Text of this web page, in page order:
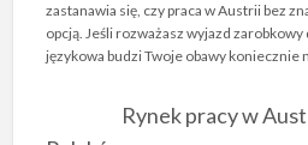
zastanawia się, czy praca w Austrii bez
opcją. Jeśli rozważasz wyjazd
językowa budzi Twoje obawy koniecznie
Rynek pracy w